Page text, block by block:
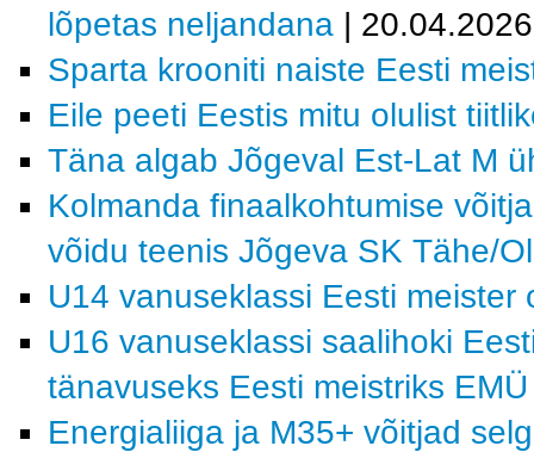
lõpetas neljandana |
Sparta krooniti naiste Eesti
Eile peeti Eestis mitu olulist
Täna algab Jõgeval Est-Lat M
Kolmanda finaalkohtumise
võidu teenis Jõgeva SK Tähe/
U14 vanuseklassi Eesti meister
U16 vanuseklassi saalihoki
tänavuseks Eesti meistriks
Energialiiga ja M35+ võitjad